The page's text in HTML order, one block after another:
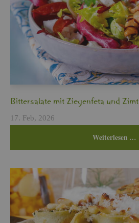
Bit­ter­sa­la­te mit Zie­gen­fe­ta und
17. Feb, 2026
Wei­ter­le­sen …